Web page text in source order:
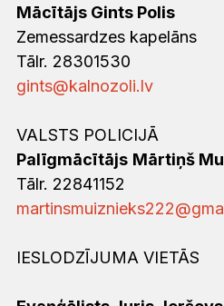
Mācītājs Gints Polis
Zemessardzes kapelāns
Tālr. 28301530
gints@kalnozoli.lv
‍VALSTS POLICIJĀ
Palīgmācītājs Mārtiņš
Tālr. 22841152
‍IESLODZĪJUMA VIETĀS